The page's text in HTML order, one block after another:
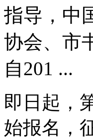
指导，中
协会、市
自201 ...
即日起，
始报名，